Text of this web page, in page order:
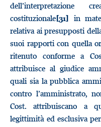
dell’interpretazione
costituzionale[31] in
relativa ai presupposti
suoi rapporti con quella
ritenuto conforme a
attribuisce al giudice
quali sia la pubblica
contro l’amministrato,
Cost. attribuiscano a
legittimità ed esclusiva